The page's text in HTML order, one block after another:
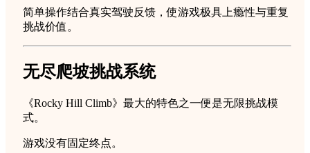
简单操作结合真实驾驶反馈，使游戏极具上瘾性与重复
挑战价值。
无尽爬坡挑战系统
《Rocky Hill Climb》最大的特色之一便是无限挑战模
式。
游戏没有固定终点。